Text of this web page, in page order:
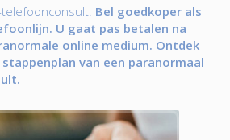
Bel goedkoper als
U gaat pas betalen na
online medium. Ontdek
van een paranormaal